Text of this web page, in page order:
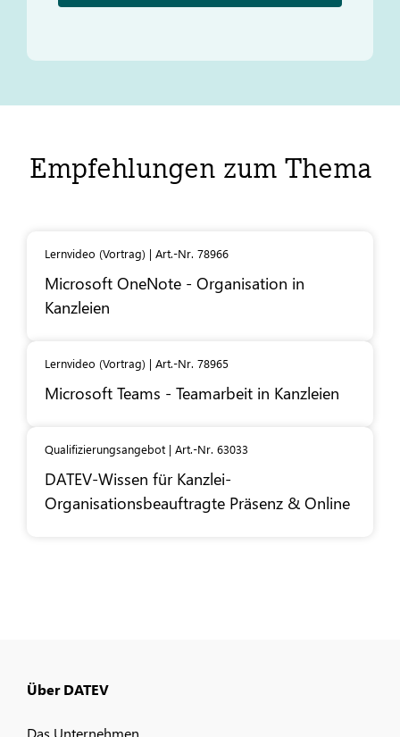
Empfehlungen zum Thema
Lernvideo (Vortrag) | Art.-Nr. 78966
Microsoft OneNote - Organisation in
Kanzleien
Lernvideo (Vortrag) | Art.-Nr. 78965
Microsoft Teams - Teamarbeit in Kanzleien
Qualifizierungsangebot | Art.-Nr. 63033
DATEV-Wissen für Kanzlei-
Organisationsbeauftragte Präsenz & Online
Über DATEV
Das Unternehmen